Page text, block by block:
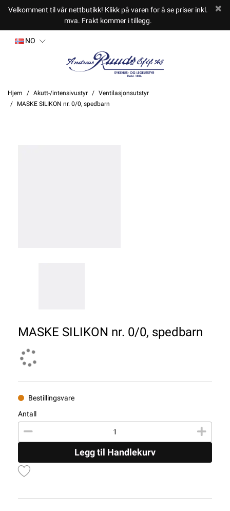
Velkomment til vår nettbutikk! Klikk på varen for å se priser inkl.
mva. Frakt kommer i tillegg.
NO
Hjem Akutt-/intensivustyr
Ventilasjonsutstyr
MASKE SILIKON nr. 0/0, spedbarn
MASKE SILIKON nr. 0/0, spedbarn
Bestillingsvare
Antall
Legg til Handlekurv